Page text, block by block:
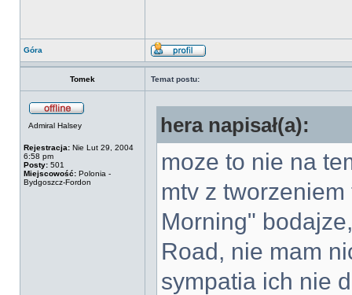
Góra
Tomek Temat postu:
Admiral Halsey
Rejestracja: Nie Lut 29, 2004
6:58 pm
Posty: 501
Miejscowość: Polonia -
Bydgoszcz-Fordon
hera napisał(a):
moze to nie na
mtv z
Morning"
Road, nie mam
sympatia ich nie